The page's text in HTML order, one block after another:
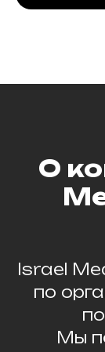
О
Israel
по
Мы